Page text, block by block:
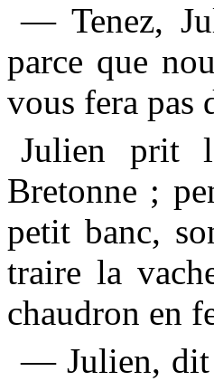
— Tenez,
parce que
vous fera pas
Julien prit
Bretonne ;
petit banc,
traire la
chaudron en
— Julien, dit